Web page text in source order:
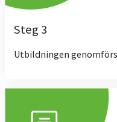
Steg 3
Utbildningen genomförs